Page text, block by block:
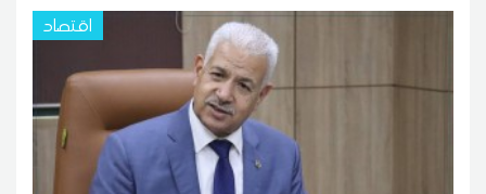
اقتصاد